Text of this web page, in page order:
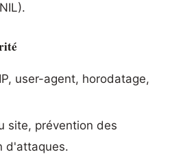
user-agent, horodatage,
site, prévention des
d'attaques.